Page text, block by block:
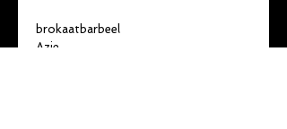
brokaatbarbeel
Azie